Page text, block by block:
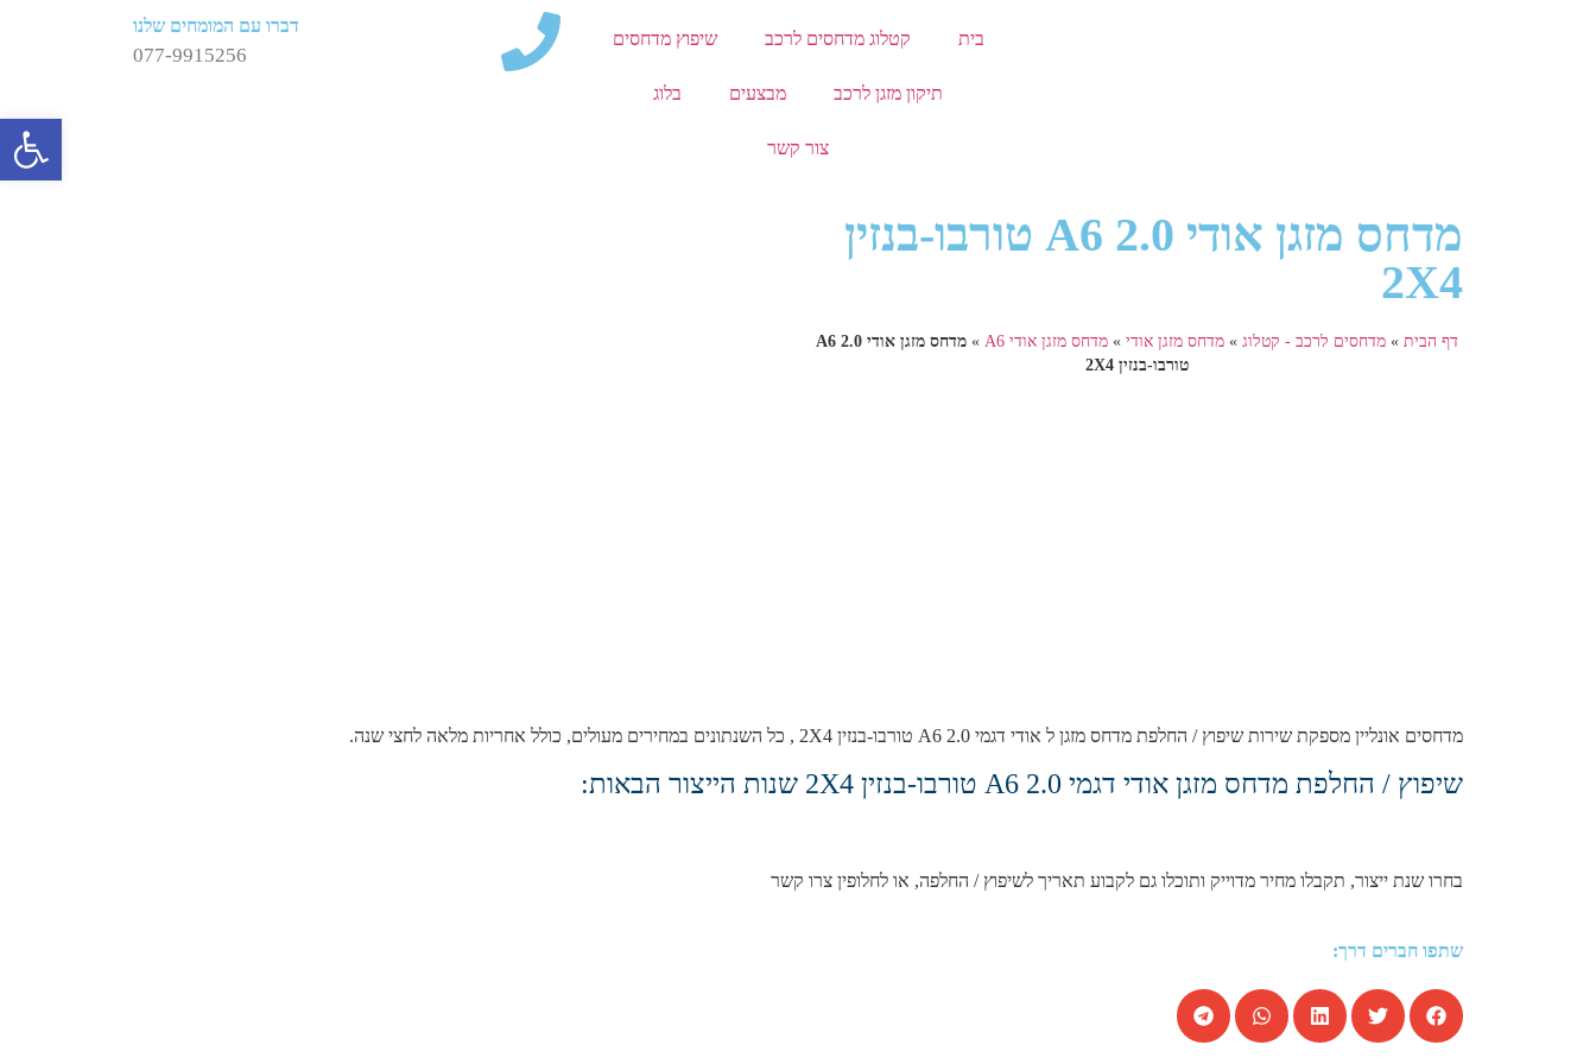
בית קטלוג מדחסים לרכב שיפוץ מדחסים
תיקון מזגן לרכב מבצעים בלוג
צור קשר
דברו עם המומחים שלנו
077-9915256
מדחס מזגן אודי A6 2.0 טורבו-בנזין
2X4
דף הבית »מדחסים לרכב - קטלוג »מדחס מזגן אודי »מדחס מזגן אודי A6 »
מדחס מזגן אודי A6 2.0
טורבו-בנזין 2X4
מדחסים אונליין מספקת שירות שיפוץ / החלפת מדחס מזגן ל אודי דגמי A6 2.0 טורבו-בנזין 2X4 , כל השנתונים במחירים מעולים, כולל אחריות מלאה לחצי שנה.
שיפוץ / החלפת מדחס מזגן אודי דגמי A6 2.0 טורבו-בנזין 2X4 שנות הייצור הבאות:
בחרו שנת ייצור, תקבלו מחיר מדוייק ותוכלו גם לקבוע תאריך לשיפוץ / החלפה, או לחלופין צרו קשר
שתפו חברים דרך: